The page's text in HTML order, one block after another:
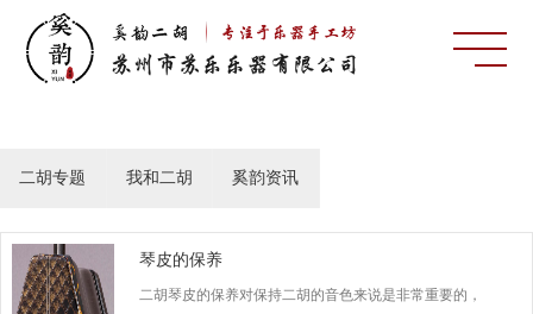
二胡专题 我和二胡 奚韵资讯
琴皮的保养
二胡琴皮的保养对保持二胡的音色来说是非常重要的，